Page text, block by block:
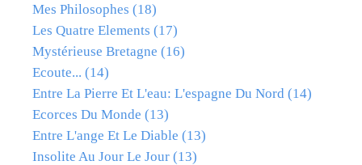
Mes Philosophes (18)
Les Quatre Elements (17)
Mystérieuse Bretagne (16)
Ecoute... (14)
Entre La Pierre Et L'eau: L'espagne Du Nord (14)
Ecorces Du Monde (13)
Entre L'ange Et Le Diable (13)
Insolite Au Jour Le Jour (13)